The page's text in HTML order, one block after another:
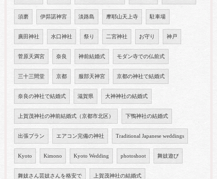
須磨 伊弉諾神宮 淡路島 摩耶山天上寺 駐車場
廣田神社 水口神社 祭り 二宮神社 お守り 神戸
菅原天満宮 奈良 神前結婚式 モダン寺での仏前式
三十三間堂 京都 服部天神宮 京都の神社で結婚式
奈良の神社で結婚式 滋賀県 大神神社の結婚式
上賀茂神社の神前結婚式（京都市北区） 下鴨神社の結婚式
出張プラン エアコン完備の神社 Traditional Japanese weddings
Kyoto Kimono Kyoto Wedding photoshoot 舞妓遊び
舞妓さん芸妓さんを格安で 上賀茂神社の結婚式